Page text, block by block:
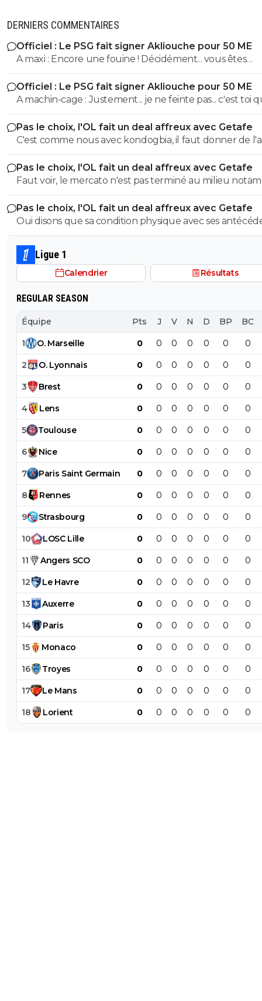
DERNIERS COMMENTAIRES
Officiel : Le PSG fait signer Akliouche pour 50 ME
A maxi : Encore une fouine ! Décidément... vous êtes
beaucoup ^^
Officiel : Le PSG fait signer Akliouche pour 50 ME
A machin-cage : Justement... je ne feinte pas... c'est toi qui ne
comprends pas les mots et qui les manipule. ^^
Pas le choix, l'OL fait un deal affreux avec Getafe
C'est comme nous avec kondogbia, il faut donner de
pour qu'il s'en aille 😂
Pas le choix, l'OL fait un deal affreux avec Getafe
Faut voir, le mercato n'est pas terminé au milieu
Pas le choix, l'OL fait un deal affreux avec Getafe
Oui disons que sa condition physique avec ses
médicaux, donc ses rechutes régulières + son salaire,
donnent une équation peu enclin à motiver des clubs
faire confiance(pour un futur transfert), même avec
salaire revu à la baisse, si toutefois il est ok avec ça.
Ligue 1
Calendrier Résultats
REGULAR SEASON
Équipe Pts J V N D BP BC
1 O. Marseille 0 0 0 0 0 0 0
2 O. Lyonnais 0 0 0 0 0 0 0
3 Brest 0 0 0 0 0 0 0
4 Lens 0 0 0 0 0 0 0
5 Toulouse 0 0 0 0 0 0 0
6 Nice 0 0 0 0 0 0 0
7 Paris Saint Germain 0 0 0 0 0 0 0
8 Rennes 0 0 0 0 0 0 0
9 Strasbourg 0 0 0 0 0 0 0
10 LOSC Lille 0 0 0 0 0 0 0
11 Angers SCO 0 0 0 0 0 0 0
12 Le Havre 0 0 0 0 0 0 0
13 Auxerre 0 0 0 0 0 0 0
14 Paris 0 0 0 0 0 0 0
15 Monaco 0 0 0 0 0 0 0
16 Troyes 0 0 0 0 0 0 0
17 Le Mans 0 0 0 0 0 0 0
18 Lorient 0 0 0 0 0 0 0